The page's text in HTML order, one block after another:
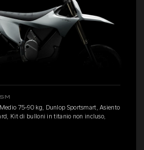
75-90 kg, Dunlop Sportsmart, Asiento
Kit di bulloni in titanio non incluso,